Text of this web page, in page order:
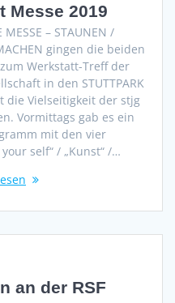
Messe 2019
– STAUNEN /
gingen die beiden
Werkstatt-Treff der
in den STUTTPARK
die Vielseitigkeit der stjg
Vormittags gab es ein
mit den vier
self“ / „Kunst“ /…
an der RSF